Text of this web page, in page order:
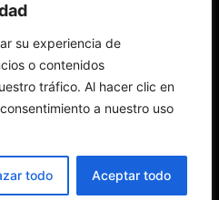
su experiencia de
o contenidos
tráfico. Al hacer clic en
a nuestro uso
todo Aceptar todo
católica y la sociedad